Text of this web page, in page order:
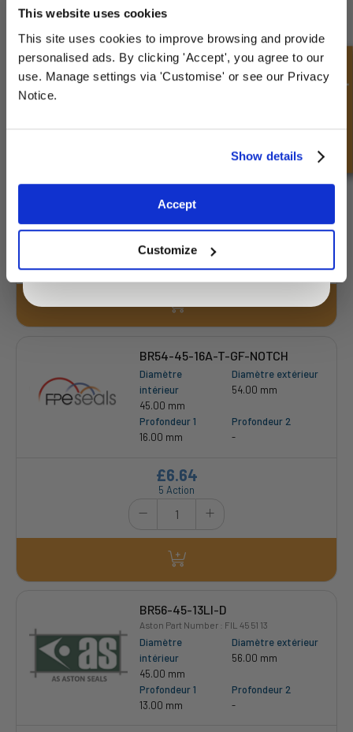
This website uses cookies
This site uses cookies to improve browsing and provide
personalised ads. By clicking 'Accept', you agree to our
use. Manage settings via 'Customise' or see our Privacy
Notice.
Show details
Accept
Customize
Obtenir un devis
£2.68
18.00 mm
-
1044 Action
£6.04
BR54-45-16A-T-GF-NOTCH
Diamètre
intérieur
45.00 mm
Diamètre extérieur
54.00 mm
Profondeur 1
16.00 mm
Profondeur 2
-
5 Action
£6.64
BR56-45-13LI-D
Aston Part Number : FIL 45 51 13
Diamètre
intérieur
45.00 mm
Diamètre extérieur
56.00 mm
Profondeur 1
13.00 mm
Profondeur 2
-
Demande rapide
YOURFIRST ORDER
Sign up for special offers and exclusive
deals
By entering your email address you are agreeing to our
privacy policy.